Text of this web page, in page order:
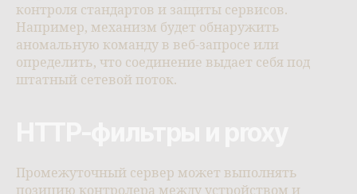
контроля стандартов и защиты сервисов.
Например, механизм будет обнаружить
аномальную команду в веб-запросе или
определить, что соединение выдает себя под
штатный сетевой поток.
Промежуточный сервер может выполнять